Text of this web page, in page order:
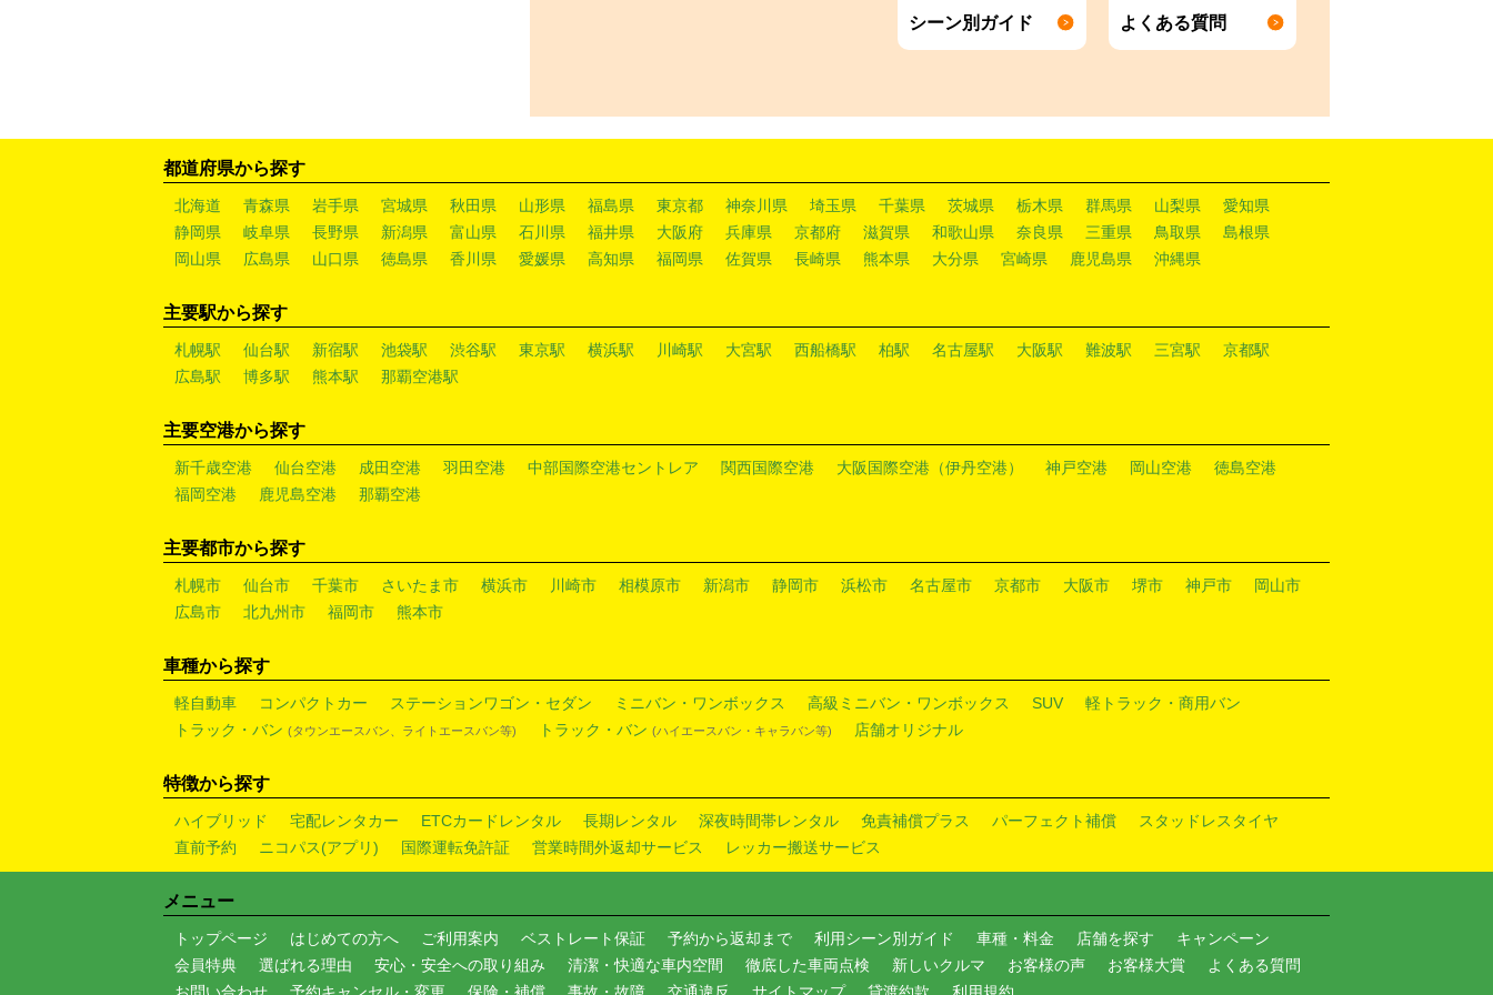
シーン別ガイド よくある質問
都道府県から探す
北海道 青森県 岩手県 宮城県 秋田県 山形県 福島県 東京都 神奈川県 埼玉県 千葉県 茨城県 栃木県 群馬県 山梨県
愛知県
静岡県
岐阜県 長野県 新潟県 富山県 石川県 福井県 大阪府 兵庫県 京都府 滋賀県 和歌山県 奈良県 三重県 鳥取県
島根県
岡山県
広島県 山口県 徳島県 香川県 愛媛県 高知県 福岡県 佐賀県 長崎県 熊本県 大分県 宮崎県 鹿児島県 沖縄県
主要駅から探す
札幌駅 仙台駅 新宿駅 池袋駅 渋谷駅 東京駅 横浜駅 川崎駅 大宮駅 西船橋駅 柏駅 名古屋駅 大阪駅 難波駅 三宮駅
京都駅
広島駅
博多駅 熊本駅 那覇空港駅
主要空港から探す
新千歳空港 仙台空港 成田空港 羽田空港 中部国際空港セントレア 関西国際空港 大阪国際空港（伊丹空港） 神戸空港 岡山空港
徳島空港
福岡空港
鹿児島空港 那覇空港
主要都市から探す
札幌市 仙台市 千葉市 さいたま市 横浜市 川崎市 相模原市 新潟市 静岡市 浜松市 名古屋市 京都市 大阪市 堺市 神戸市
岡山市
広島市
北九州市 福岡市 熊本市
車種から探す
軽自動車 コンパクトカー ステーションワゴン・セダン ミニバン・ワンボックス 高級ミニバン・ワンボックス SUV
軽トラック・商用バン
トラック・バン (タウンエースバン、ライトエースバン等) トラック・バン (ハイエースバン・キャラバン等) 店舗オリジナル
特徴から探す
ハイブリッド 宅配レンタカー ETCカードレンタル 長期レンタル 深夜時間帯レンタル 免責補償プラス パーフェクト補償
スタッドレスタイヤ
直前予約
ニコパス(アプリ) 国際運転免許証 営業時間外返却サービス レッカー搬送サービス
メニュー
トップページ はじめての方へ ご利用案内 ベストレート保証 予約から返却まで 利用シーン別ガイド 車種・料金 店舗を探す
キャンペーン
会員特典
選ばれる理由 安心・安全への取り組み 清潔・快適な車内空間 徹底した車両点検 新しいクルマ お客様の声 お客様大賞
よくある質問